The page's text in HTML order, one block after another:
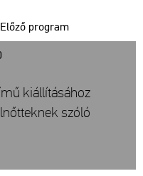
Előző program
kiállításához
szóló